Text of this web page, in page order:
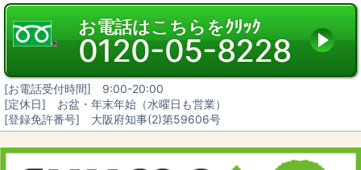
お電話はこちらをｸﾘｯｸ
0120-05-8228
[お電話受付時間] 9:00-20:00
[定休日] お盆・年末年始（水曜日も営業）
[登録免許番号] 大阪府知事(2)第59606号